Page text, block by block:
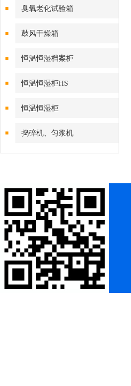
臭氧老化试验箱
鼓风干燥箱
恒温恒湿档案柜
恒温恒湿柜HS
恒温恒湿柜
捣碎机、匀浆机